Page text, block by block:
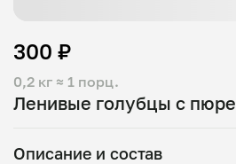
Ленивые голубцы с пюре
0,2 кг ≈ 1 порц.
300 ₽
Описание и состав